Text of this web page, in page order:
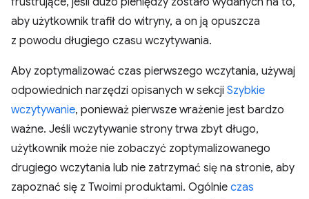
aby użytkownik trafił do witryny, a on ją opuszcza
z powodu długiego czasu wczytywania.
Aby zoptymalizować czas pierwszego wczytania, używaj
odpowiednich narzędzi opisanych w sekcji Szybkie
wczytywanie, ponieważ pierwsze wrażenie jest bardzo
ważne. Jeśli wczytywanie strony trwa zbyt długo,
użytkownik może nie zobaczyć zoptymalizowanego
drugiego wczytania lub nie zatrzymać się na stronie, aby
zapoznać się z Twoimi produktami. Ogólnie czas